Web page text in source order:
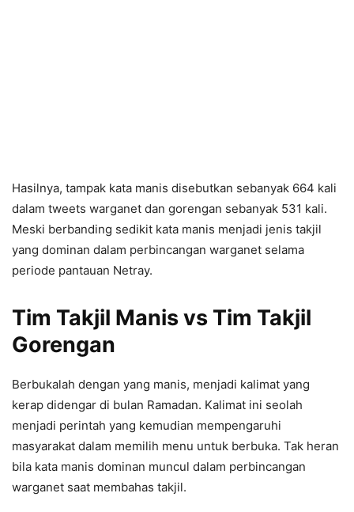
Hasilnya, tampak kata manis disebutkan sebanyak 664 kali
dalam tweets warganet dan gorengan sebanyak 531 kali.
Meski berbanding sedikit kata manis menjadi jenis takjil
yang dominan dalam perbincangan warganet selama
periode pantauan Netray.
Tim Takjil Manis vs Tim Takjil
Gorengan
Berbukalah dengan yang manis, menjadi kalimat yang
kerap didengar di bulan Ramadan. Kalimat ini seolah
menjadi perintah yang kemudian mempengaruhi
masyarakat dalam memilih menu untuk berbuka. Tak heran
bila kata manis dominan muncul dalam perbincangan
warganet saat membahas takjil.